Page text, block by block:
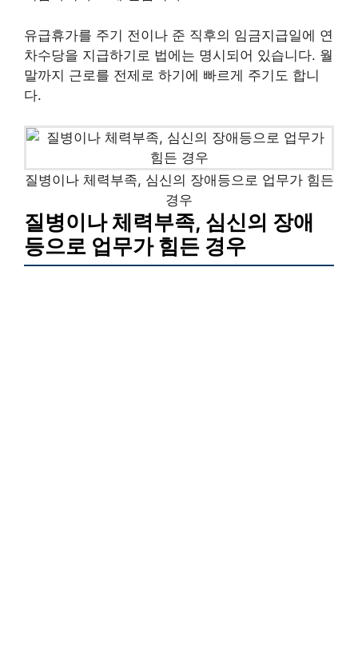
유급휴가를 주기 전이나 준 직후의 임금지급일에 연
차수당을 지급하기로 법에는 명시되어 있습니다. 월
말까지 근로를 전제로 하기에 빠르게 주기도 합니
다.
질병이나 체력부족, 심신의 장애등으로 업무가 힘든
경우
질병이나 체력부족, 심신의 장애
등으로 업무가 힘든 경우